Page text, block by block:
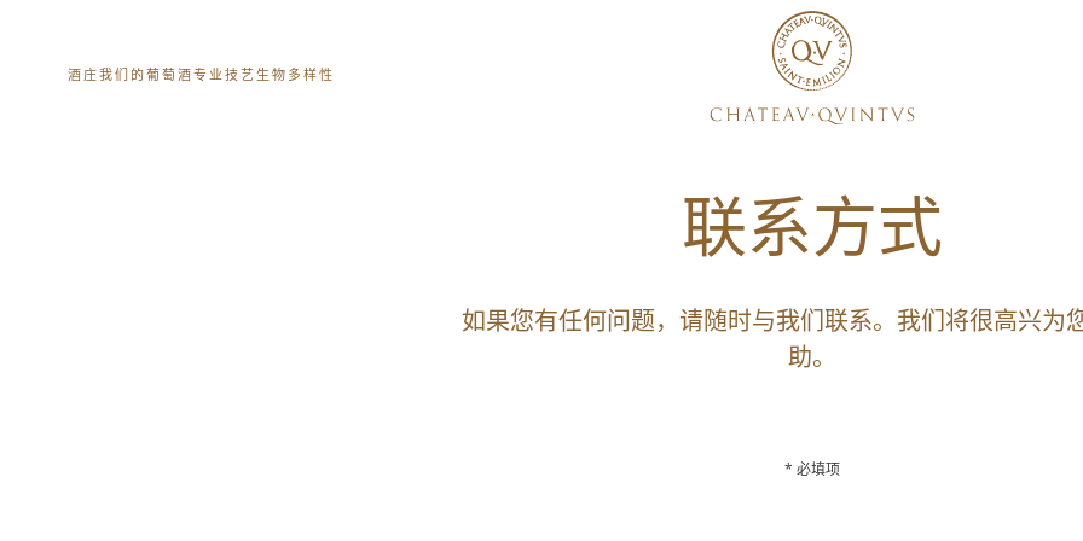
酒庄我们的葡萄酒专业技艺生物多样性
联系方式
如果您有任何问题，请随时与我们联系。我们将很高兴为
助。
* 必填项